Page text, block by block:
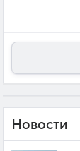
Новости